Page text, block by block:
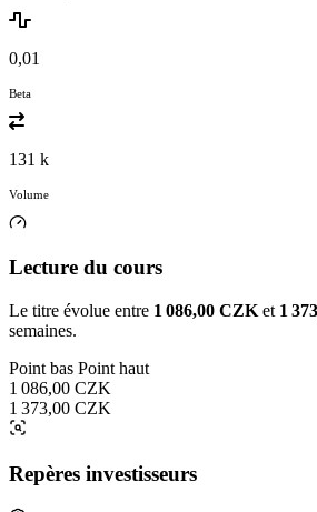
0,01
Beta
131 k
Volume
Lecture du cours
Le titre évolue entre 1 086,00 CZK et 1
semaines.
Point bas Point haut
1 086,00 CZK
1 373,00 CZK
Repères investisseurs